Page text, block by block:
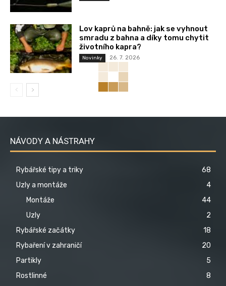
Lov kaprů na bahně: jak se vyhnout
smradu z bahna a díky tomu chytit
životního kapra?
Novinky 26. 7. 2026
NÁVODY A NÁSTRAHY
Rybářské tipy a triky
68
Uzly a montáže
4
Montáže
44
Uzly
2
Rybářské začátky
18
Rybaření v zahraničí
20
Partikly
5
Rostlinné
8